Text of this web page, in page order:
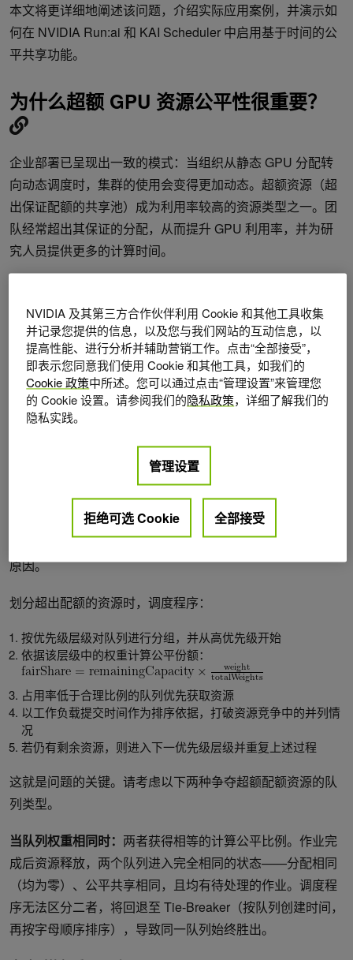
本文将更详细地阐述该问题，介绍实际应用案例，并演示如
何在 NVIDIA Run:ai 和 KAI Scheduler 中启用基于时间的公
平共享功能。
为什么超额 GPU 资源公平性很重要？
企业部署已呈现出一致的模式：当组织从静态 GPU 分配转
向动态调度时，集群的使用会变得更加动态。超额资源（超
出保证配额的共享池）成为利用率较高的资源类型之一。团
队经常超出其保证的分配，从而提升 GPU 利用率，并为研
究人员提供更多的计算时间。
共享池时，需在时间维度上对该池进行公平分配。
无状态公平共享调度的工作原理是什
么？
经典的无状态公平共享算法将集群资源划分为两个阶段。首
这一分配始终优先进行，且不受历史使用情况的影响。基于
时间的公平分享不会改变这一行为。
满足应得的配额后，任何剩余容量将构成 Over-Quota 池，
供各队列依据其权重竞争使用。这正是时间点公平性失效的
原因。
划分超出配额的资源时，调度程序：
按优先级层级对队列进行分组，并从高优先级开始
依据该层级中的权重计算公平份额：
占用率低于合理比例的队列优先获取资源
以工作负载提交时间作为排序依据，打破资源竞争中的并列情
况
若仍有剩余资源，则进入下一优先级层级并重复上述过程
这就是问题的关键。请考虑以下两种争夺超额配额资源的队
列类型。
当队列权重相同时： 两者获得相等的计算公平比例。作业完
成后资源释放，两个队列进入完全相同的状态——分配相同
（均为零）、公平共享相同，且均有待处理的作业。调度程
序无法区分二者，将回退至 Tie-Breaker（按队列创建时间，
再按字母顺序排序），导致同一队列始终胜出。
NVIDIA 及其第三方合作伙伴利用 Cookie 和其他工具收集
并记录您提供的信息，以及您与我们网站的互动信息，以
提高性能、进行分析并辅助营销工作。点击“全部接受”，
即表示您同意我们使用 Cookie 和其他工具，如我们的
Cookie 政策中所述。您可以通过点击“管理设置”来管理您
的 Cookie 设置。请参阅我们的隐私政策，详细了解我们的
隐私实践。
管理设置
拒绝可选 Cookie 全部接受